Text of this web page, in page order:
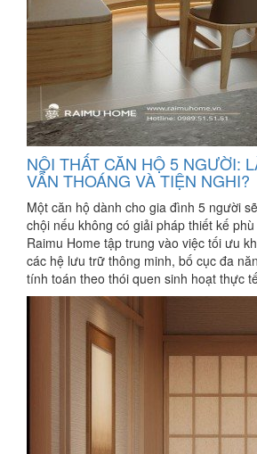
NỘI THẤT CĂN HỘ 5 NGƯỜI:
VẪN THOÁNG VÀ TIỆN NGHI?
Một căn hộ dành cho gia đình 5 người
chội nếu không có giải pháp thiết kế
Raimu Home tập trung vào việc tối ưu
các hệ lưu trữ thông minh, bố cục đa
tính toán theo thói quen sinh hoạt thực